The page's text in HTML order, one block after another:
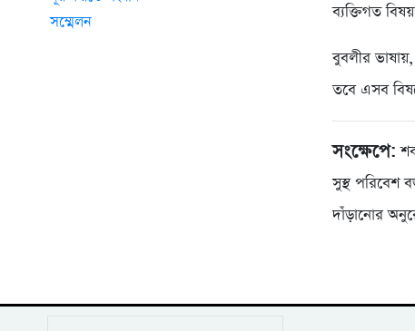
ব্যক্তিগত
বুবলীর
তবে এসব
সংক্ষেপে:
সুস্থ পরিবেশ
দাঁড়ানোর